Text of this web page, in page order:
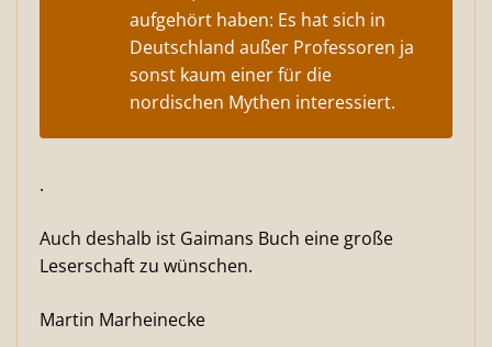
aufgehört haben: Es hat sich in
Deutschland außer Professoren ja
sonst kaum einer für die
nordischen Mythen interessiert.
.
Auch deshalb ist Gaimans Buch eine große
Leserschaft zu wünschen.
Martin Marheinecke